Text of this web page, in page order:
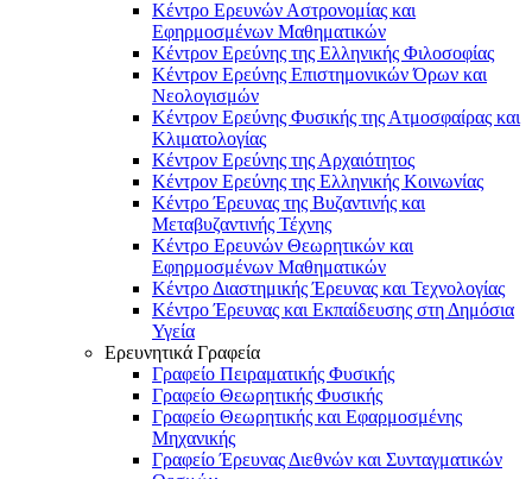
Κέντρο Ερευνών Αστρονομίας και
Εφηρμοσμένων Μαθηματικών
Κέντρον Ερεύνης της Ελληνικής Φιλοσοφίας
Κέντρον Ερεύνης Επιστημονικών Όρων και
Νεολογισμών
Κέντρον Ερεύνης Φυσικής της Ατμοσφαίρας και
Κλιματολογίας
Κέντρον Ερεύνης της Αρχαιότητος
Κέντρον Ερεύνης της Ελληνικής Κοινωνίας
Κέντρο Έρευνας της Βυζαντινής και
Μεταβυζαντινής Τέχνης
Κέντρο Ερευνών Θεωρητικών και
Εφηρμοσμένων Μαθηματικών
Κέντρο Διαστημικής Έρευνας και Τεχνολογίας
Κέντρο Έρευνας και Εκπαίδευσης στη Δημόσια
Υγεία
Ερευνητικά Γραφεία
Γραφείο Πειραματικής Φυσικής
Γραφείο Θεωρητικής Φυσικής
Γραφείο Θεωρητικής και Εφαρμοσμένης
Μηχανικής
Γραφείο Έρευνας Διεθνών και Συνταγματικών